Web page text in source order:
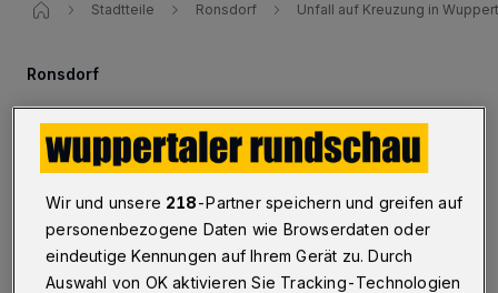
Stadtteile Ronsdorf Unfall auf Kreuzung in
Ronsdorf
Unfall auf Kreuzung nach
Rotlicht-Verstoß
Bei einem Verkehrsunfall am Mittwoch
(28. August 2024) in Ronsdorf haben sich zwei
Personen Verletzungen zugezogen.
Wir und unsere 218-Partner speichern und greifen auf
personenbezogene Daten wie Browserdaten oder
eindeutige Kennungen auf Ihrem Gerät zu. Durch
Auswahl von OK aktivieren Sie Tracking-Technologien